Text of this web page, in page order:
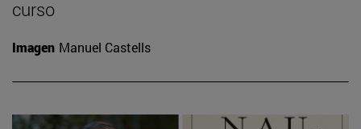
curso
Imagen Manuel Castells